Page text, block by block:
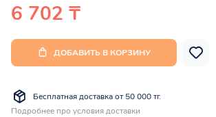
6 702 ₸
ДОБАВИТЬ В КОРЗИНУ
Бесплатная доставка от 50 000 тг.
Подробнее про условия доставки